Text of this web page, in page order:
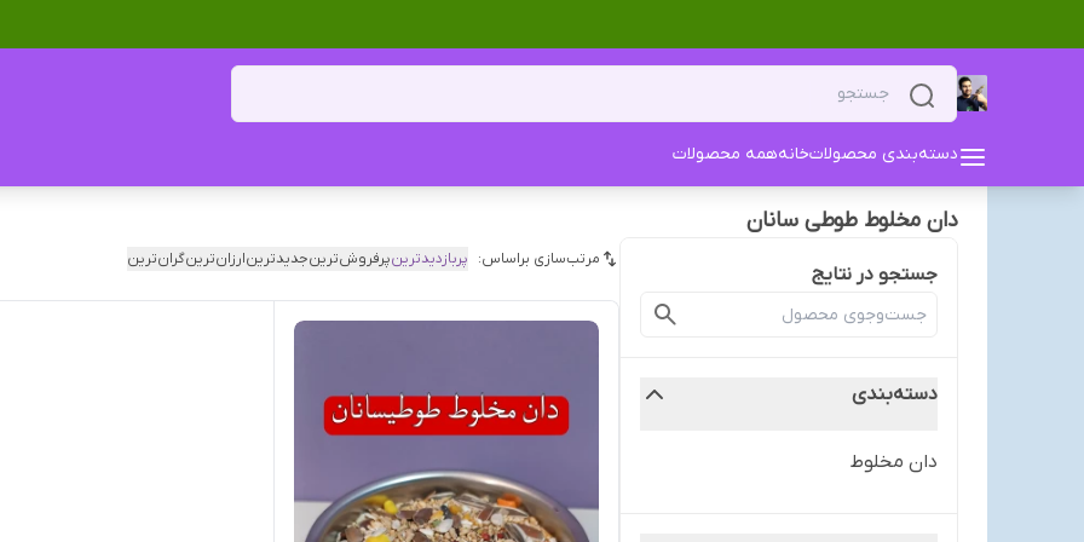
دسته‌بندی محصولاتخانههمه محصولات
دان مخلوط طوطی سانان
جستجو در نتایج
دسته‌بندی
دان مخلوط
مرتب‌سازی براساس: پربازدیدترینپرفروش‌ترینجدیدترینارزان‌ترینگران‌ترین